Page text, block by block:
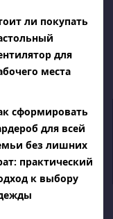
ли покупать
для
места
сформировать
для всей
без лишних
практический
к выбору